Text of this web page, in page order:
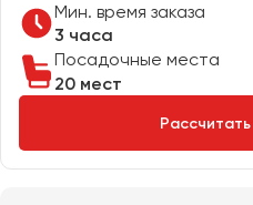
Мин. время заказа
3 часа
Посадочные места
20 мест
Донецк
Евпатория
Екатеринбург